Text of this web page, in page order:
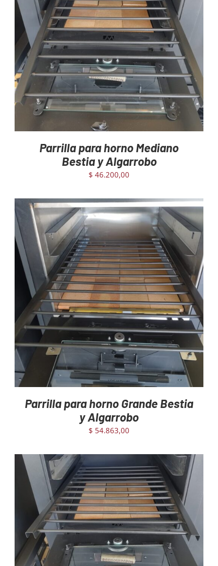
AGREGAR AL CARRITO DETAILS
Parrilla para horno Mediano
Bestia y Algarrobo
$ 46.200,00
AGREGAR AL CARRITO / DETAILS
Parrilla para horno Grande Bestia
y Algarrobo
$ 54.863,00
AGREGAR AL CARRITO / DETAILS